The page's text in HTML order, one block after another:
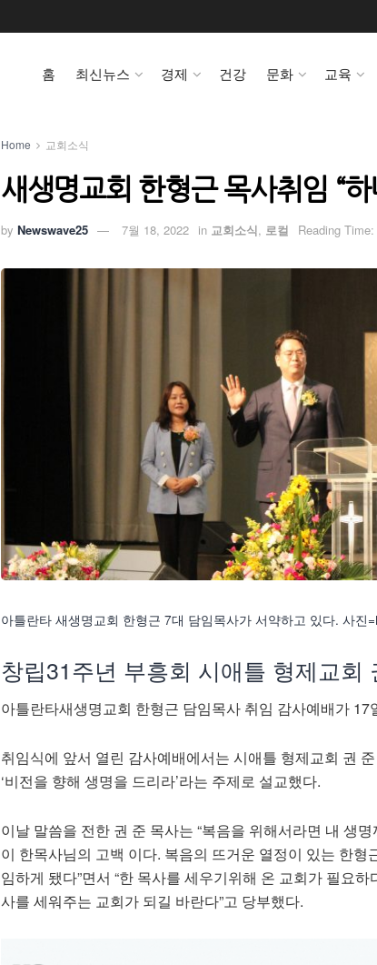
홈 최신뉴스 경제 건강 문화 교육
Home 교회소식
새생명교회 한형근 목사취임 “
by Newswave25 7월 18, 2022 in 교회소식, 로컬 Reading
아틀란타 새생명교회 한형근 7대 담임목사가 서약하고 있다. 사진
창립31주년 부흥회 시애틀 형제교회
아틀란타새생명교회 한형근 담임목사 취임 감사예배가
취임식에 앞서 열린 감사예배에서는 시애틀 형제교회 권
‘비전을 향해 생명을 드리라’라는 주제로 설교했다.
이날 말씀을 전한 권 준 목사는 “복음을 위해서라면 내 생
이 한목사님의 고백 이다. 복음의 뜨거운 열정이 있는 한형
임하게 됐다”면서 “한 목사를 세우기위해 온 교회가 필요
사를 세워주는 교회가 되길 바란다”고 당부했다.